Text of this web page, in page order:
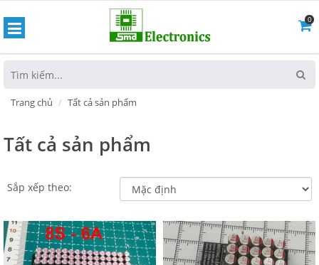
0
Trang chủ Tất cả sản phẩm
Tất cả sản phẩm
Sắp xếp theo: